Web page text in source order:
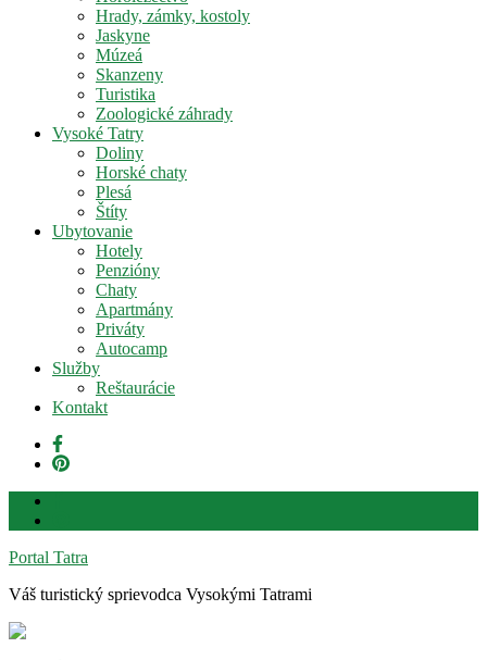
Hrady, zámky, kostoly
Jaskyne
Múzeá
Skanzeny
Turistika
Zoologické záhrady
Vysoké Tatry
Doliny
Horské chaty
Plesá
Štíty
Ubytovanie
Hotely
Penzióny
Chaty
Apartmány
Priváty
Autocamp
Služby
Reštaurácie
Kontakt
Portal Tatra
Váš turistický sprievodca Vysokými Tatrami